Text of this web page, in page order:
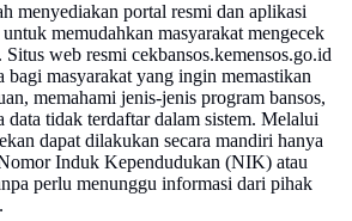
menyediakan portal resmi dan aplikasi
memudahkan masyarakat mengecek
Situs web resmi cekbansos.kemensos.go.id
bagi masyarakat yang ingin memastikan
memahami jenis-jenis program bansos,
data tidak terdaftar dalam sistem. Melalui
dapat dilakukan secara mandiri hanya
Induk Kependudukan (NIK) atau
perlu menunggu informasi dari pihak